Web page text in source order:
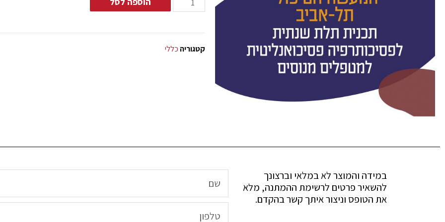
קטגוריה כללי
במידה והמוצר לא במלאי וברצונך
להשאיר פרטים לרשימת ההמתנה, מלא
את הטופס וניצור איתך קשר בהקדם.